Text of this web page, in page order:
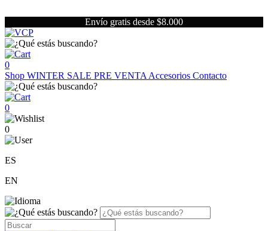
Envío gratis desde $8.000
0
Shop WINTER SALE PRE VENTA Accesorios Contacto
0
0
ES
EN